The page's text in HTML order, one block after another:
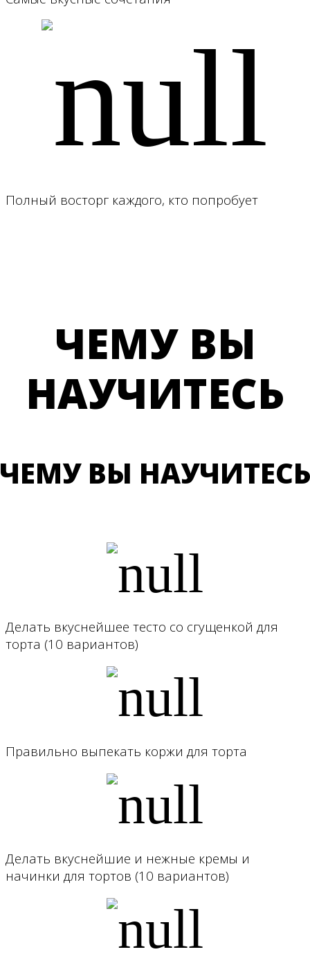
Полный восторг каждого, кто попробует
ЧЕМУ ВЫ
НАУЧИТЕСЬ
ЧЕМУ ВЫ НАУЧИТЕСЬ
Делать вкуснейшее тесто со сгущенкой для
торта (10 вариантов)
Правильно выпекать коржи для торта
Делать вкуснейшие и нежные кремы и
начинки для тортов (10 вариантов)